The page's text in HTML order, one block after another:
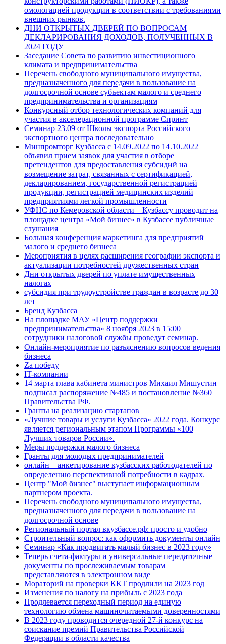
омологацией продукции в соответствии с требованиями
внешних рынков.
ДНИ ОТКРЫТЫХ ДВЕРЕЙ ПО ВОПРОСАМ
ДЕКЛАРИРОВАНИЯ ДОХОДОВ, ПОЛУЧЕННЫХ В
2024 ГОДУ
Заседание Совета по развитию инвестиционного
климата и предпринимательства
Перечень свободного муниципального имущества,
предназначенного для передачи в пользование на
долгосрочной основе субъектам малого и среднего
предпринимательства и организациям
Конкурсный отбор технологических компаний для
участия в акселерационной программе Спринт
Семинар 23.09 от Школы экспорта Российского
экспортного центра последовательно
Минпромторг Кузбасса с 14.09.2022 по 14.10.2022
объявил прием заявок для участия в отборе
претендентов для предоставления субсидий на
возмещение затрат, связанных с сертификацией,
декларированием, государственной регистрацией
продукции, регистрацией медицинских изделий
предприятиями легкой промышленности
УФНС по Кемеровской области – Кузбассу проводит на
площадке центра «Мой бизнес» в Кузбассе публичные
слушания
Большая конференция маркетинга для предприятий
малого и среднего бизнеса
Мероприятия в целях расширения географии экспорта и
актуализации потребностей дружественных стран
Дни открытых дверей по уплате имущественных
налогах
субсидия при трудоустройстве граждан в возрасте до 30
лет
Бренд Кузбасса
На площадке МАУ «Центр поддержки
предпринимательства» 8 ноября 2023 в 15:00
сотрудники налоговой службы проведут семинар.
Онлайн-мероприятие по разъяснению вопросов ведения
бизнеса
Za победу
IT-компании
14 марта глава кабинета министров Михаил Мишустин
подписал распоряжение №485 и постановление №360
Правительства РФ.
Гранты на реализацию стартапов
«Лучшие товары и услуги Кузбасса» 2022 года. Конкурс
является региональным этапом Программы «100
Лучших товаров России».
Меры поддержки малого бизнеса
Гранты для молодых предпринимателей
онлайн – анкетирование кузбасских работодателей по
определению перспективной потребности в кадрах.
Центр "Мой бизнес" выступает информационным
партнером проекта.
Перечень свободного муниципального имущества,
предназначенного для передачи в пользование на
долгосрочной основе
Региональный портал вкузбассе.рф: просто и удобно
Строительный вопрос: как оформить документы онлайн
Семинар «Как продвигать малый бизнес в 2023 году»
Теперь счета-фактуры и универсальные передаточные
документы по прослеживаемым товарам
представляются в электронном виде
Мораторий на проверки ККТ продлили на 2023 год
Изменения по налогу на прибыль с 2023 года
Продлевается переходный период на единую
технологию обмена машиночитаемыми доверенностями
В 2023 году проводится очередной 27-й конкурс на
соискание премий Правительства Российской
Федерации в области качества